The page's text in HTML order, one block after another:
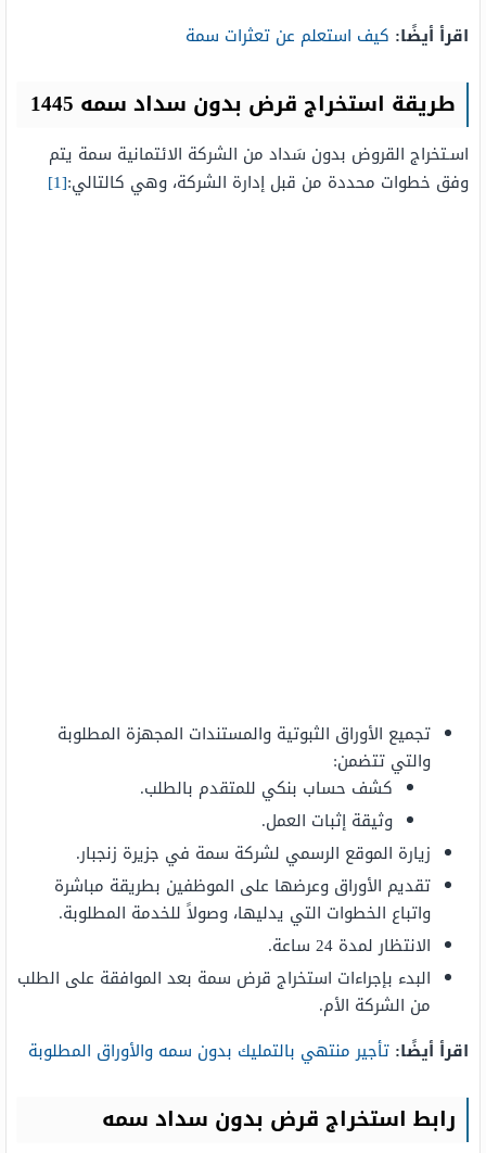
اقرأ أيضًا: كيف استعلم عن تعثرات سمة
طريقة استخراج قرض بدون سداد سمه 1445
اسـتخراج القروض بدون سَداد من الشركة الائتمانية سمة يتم
وفق خطوات محددة من قبل إدارة الشركة، وهي كالتالي:[1]
تجميع الأوراق الثبوتية والمستندات المجهزة المطلوبة
والتي تتضمن:
كشف حساب بنكي للمتقدم بالطلب.
وثيقة إثبات العمل.
زيارة الموقع الرسمي لشركة سمة في جزيرة زنجبار.
تقديم الأوراق وعرضها على الموظفين بطريقة مباشرة
واتباع الخطوات التي يدليها، وصولاً للخدمة المطلوبة.
الانتظار لمدة 24 ساعة.
البدء بإجراءات استخراج قرض سمة بعد الموافقة على الطلب
من الشركة الأم.
اقرأ أيضًا: تأجير منتهي بالتمليك بدون سمه والأوراق المطلوبة
رابط استخراج قرض بدون سداد سمه